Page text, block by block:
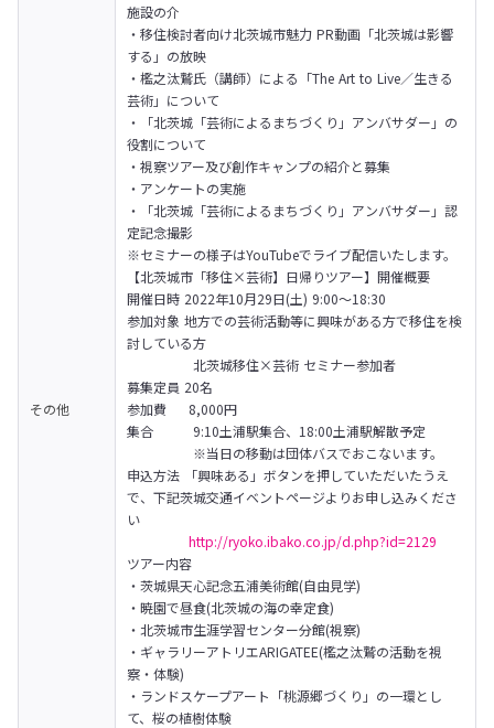
その他
施設の介
・移住検討者向け北茨城市魅力 PR動画「北茨城は影響
する」の放映
・檻之汰鷲氏（講師）による「The Art to Live／生きる
芸術」について
・「北茨城「芸術によるまちづくり」アンバサダー」の
役割について
・視察ツアー及び創作キャンプの紹介と募集
・アンケートの実施
・「北茨城「芸術によるまちづくり」アンバサダー」認
定記念撮影
※セミナーの様子はYouTubeでライブ配信いたします。
【北茨城市「移住×芸術】日帰りツアー】開催概要
開催⽇時 2022年10⽉29⽇(土) 9:00〜18:30
参加対象 地⽅での芸術活動等に興味がある⽅で移住を検
討している⽅
北茨城移住×芸術 セミナー参加者
募集定員 20名
参加費 　 8,000円
集合　　　9:10土浦駅集合、18:00土浦駅解散予定
※当日の移動は団体バスでおこないます。
申込方法 「興味ある」ボタンを押していただいたうえ
で、下記茨城交通イベントページよりお申し込みくださ
い
http://ryoko.ibako.co.jp/d.php?id=2129
ツアー内容
・茨城県天心記念五浦美術館(自由見学)
・暁園で昼食(北茨城の海の幸定食)
・北茨城市生涯学習センター分館(視察)
・ギャラリーアトリエARIGATEE(檻之汰鷲の活動を視
察・体験)
・ランドスケープアート「桃源郷づくり」の一環とし
て、桜の植樹体験